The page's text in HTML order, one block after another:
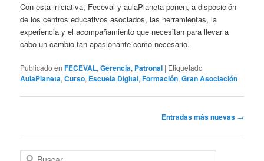
Con esta iniciativa, Feceval y aulaPlaneta ponen, a disposición
de los centros educativos asociados, las herramientas, la
experiencia y el acompañamiento que necesitan para llevar a
cabo un cambio tan apasionante como necesario.
Publicado en FECEVAL,Gerencia, Patronal | Etiquetado
AulaPlaneta,Curso, Escuela Digital,Formación,Gran Asociación
entradas
Entradas más nuevas →